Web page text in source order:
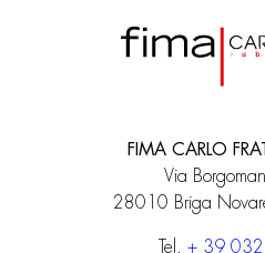
FIMA CARLO
Via
28010 Briga
Tel. + 39